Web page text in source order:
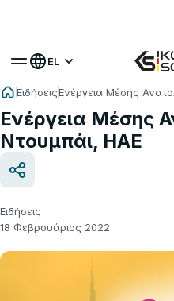
EL
ΕιδήσειςΕνέργεια Μέσης
Ενέργεια Μέσης
Ντουμπάι, ΗΑΕ
Ειδήσεις
18 Φεβρουάριος 2022